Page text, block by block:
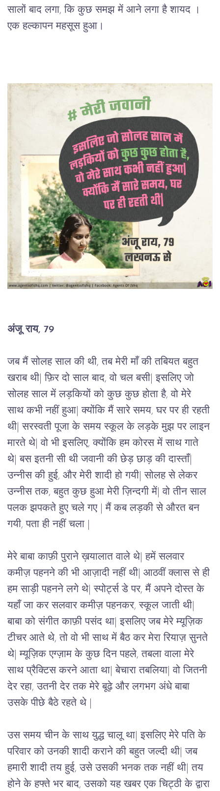
सालों बाद लगा, कि कुछ समझ में आने लगा है शायद ।
एक हल्कापन महसूस हुआ।
अंजू राय, 79
जब मैं सोलह साल की थी, तब मेरी माँ की तबियत बहुत
खराब थी| फ़िर दो साल बाद, वो चल बसी| इसलिए जो
सोलह साल में लड़कियों को कुछ कुछ होता है, वो मेरे
साथ कभी नहीं हुआ| क्योंकि मैं सारे समय, घर पर ही रहती
थी| सरस्वती पूजा के समय स्कूल के लड़के मुझ पर लाइन
मारते थे| वो भी इसलिए, क्योंकि हम कोरस में साथ गाते
थे| बस इतनी सी थी जवानी की छेड़ छाड़ की दास्ताँ|
उन्नीस की हुई, और मेरी शादी हो गयी| सोलह से लेकर
उन्नीस तक, बहुत कुछ हुआ मेरी ज़िन्दगी में| वो तीन साल
पलक झपकते हुए चले गए | मैं कब लड़की से औरत बन
गयी, पता ही नहीं चला |
मेरे बाबा काफ़ी पुराने ख़यालात वाले थे| हमें सलवार
कमीज़ पहनने की भी आज़ादी नहीं थी| आठवीं क्लास से ही
हम साड़ी पहनने लगे थे| स्पोर्ट्स डे पर, मैं अपने दोस्त के
यहाँ जा कर सलवार कमीज़ पहनकर, स्कूल जाती थी|
बाबा को संगीत काफ़ी पसंद था| इसलिए जब मेरे म्यूज़िक
टीचर आते थे, तो वो भी साथ में बैठ कर मेरा रियाज़ सुनते
थे| म्यूज़िक एग्ज़ाम के कुछ दिन पहले, तबला वाला मेरे
साथ प्रैक्टिस करने आता था| बेचारा तबलिया| वो जितनी
देर रहा, उतनी देर तक मेरे बूढ़े और लगभग अंधे बाबा
उसके पीछे बैठे रहते थे |
उस समय चीन के साथ युद्ध चालू था| इसलिए मेरे पति के
परिवार को उनकी शादी कराने की बहुत जल्दी थी| जब
हमारी शादी तय हुई, उसे उसकी भनक तक नहीं थी| तय
होने के हफ्ते भर बाद, उसको यह खबर एक चिट्ठी के द्वारा